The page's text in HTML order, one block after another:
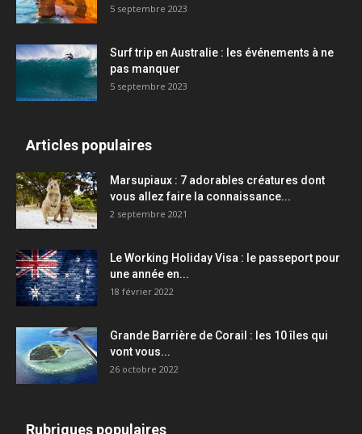
5 septembre 2023
Surf trip en Australie : les événements à ne
pas manquer
5 septembre 2023
Articles populaires
Marsupiaux : 7 adorables créatures dont
vous allez faire la connaissance...
2 septembre 2021
Le Working Holiday Visa : le passeport pour
une année en...
18 février 2022
Grande Barrière de Corail : les 10 îles qui
vont vous...
26 octobre 2022
Rubriques populaires